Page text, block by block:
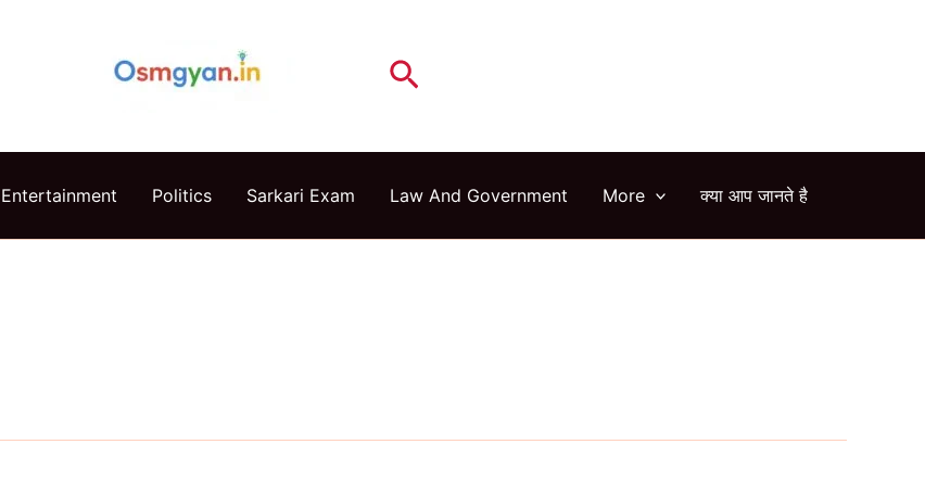
Search
Entertainment Politics Sarkari Exam Law And Government More क्या आप जानते है